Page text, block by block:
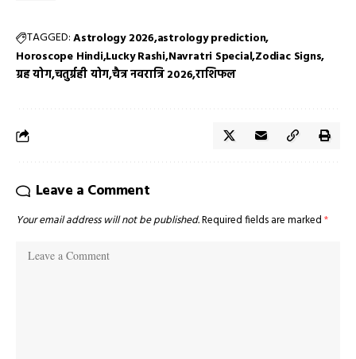
TAGGED:Astrology 2026 astrology prediction
Horoscope HindiLucky RashiNavratri Special Zodiac Signs
ग्रह योगचतुर्ग्रही योगचैत्र नवरात्रि 2026राशिफल
Leave a Comment
Your email address will not be published.Required fields are marked*